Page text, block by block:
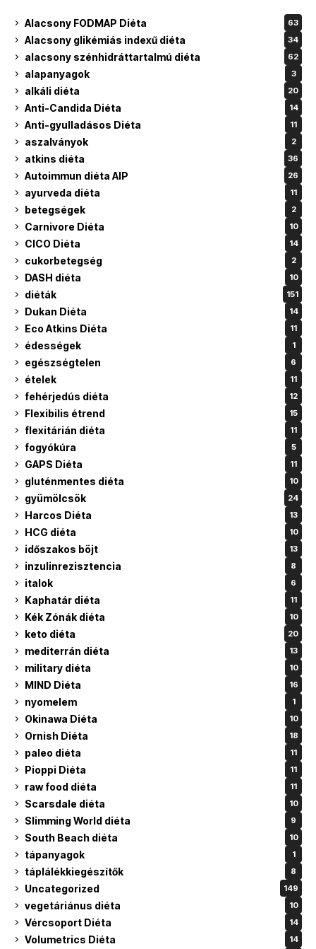
Alacsony FODMAP Diéta 63
Alacsony glikémiás indexű diéta 34
alacsony szénhidráttartalmú diéta 62
alapanyagok 3
alkáli diéta 20
Anti-Candida Diéta 14
Anti-gyulladásos Diéta 11
aszalványok 2
atkins diéta 36
Autoimmun diéta AIP 26
ayurveda diéta 11
betegségek 2
Carnivore Diéta 10
CICO Diéta 14
cukorbetegség 2
DASH diéta 10
diéták 151
Dukan Diéta 14
Eco Atkins Diéta 11
édességek 1
egészségtelen 6
ételek 11
fehérjedús diéta 12
Flexibilis étrend 15
flexitárián diéta 11
fogyókúra 5
GAPS Diéta 11
gluténmentes diéta 10
gyümölcsök 24
Harcos Diéta 13
HCG diéta 10
időszakos böjt 13
inzulinrezisztencia 8
italok 6
Kaphatár diéta 11
Kék Zónák diéta 10
keto diéta 20
mediterrán diéta 13
military diéta 10
MIND Diéta 16
nyomelem 1
Okinawa Diéta 10
Ornish Diéta 18
paleo diéta 11
Pioppi Diéta 11
raw food diéta 11
Scarsdale diéta 10
Slimming World diéta 9
South Beach diéta 10
tápanyagok 1
táplálékkiegészítők 8
Uncategorized 149
vegetáriánus diéta 10
Vércsoport Diéta 14
Volumetrics Diéta 14